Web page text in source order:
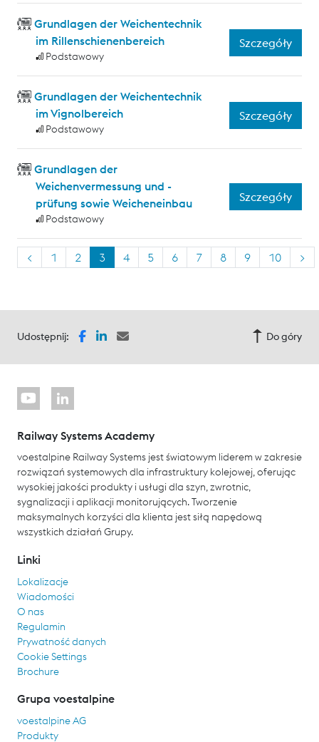
Grundlagen der Weichentechnik
im Rillenschienenbereich
Podstawowy
Szczegóły
Grundlagen der Weichentechnik
im Vignolbereich
Podstawowy
Szczegóły
Grundlagen der
Weichenvermessung und -
prüfung sowie Weicheneinbau
Podstawowy
Szczegóły
< 1 2 3 4 5 6 7 8 9 10 >
Udostępnij: Do góry
Railway Systems Academy
voestalpine Railway Systems jest światowym liderem w zakresie
rozwiązań systemowych dla infrastruktury kolejowej, oferując
wysokiej jakości produkty i usługi dla szyn, zwrotnic,
sygnalizacji i aplikacji monitorujących. Tworzenie
maksymalnych korzyści dla klienta jest siłą napędową
wszystkich działań Grupy.
Linki
Lokalizacje
Wiadomości
O nas
Regulamin
Prywatność danych
Cookie Settings
Brochure
Grupa voestalpine
voestalpine AG
Produkty